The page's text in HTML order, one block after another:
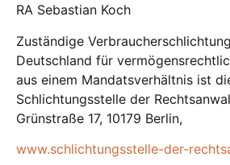
RA Sebastian Koch
Zuständige
Deutschland für
aus einem Mandatsverhältnis ist
Schlichtungsstelle der
Grünstraße 17, 10179 Berlin,
www.schlichtungsstelle-der-